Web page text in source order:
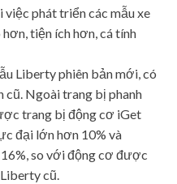
phát triển các mẫu xe
tiện ích hơn, cá tính
Liberty phiên bản mới, có
cũ. Ngoài trang bị phanh
trang bị động cơ iGet
đại lớn hơn 10% và
so với động cơ được
cũ.